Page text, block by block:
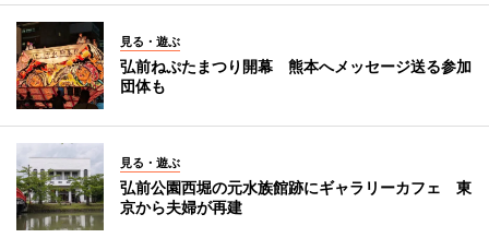
見る・遊ぶ
弘前ねぷたまつり開幕 熊本へメッセージ送る参加
団体も
見る・遊ぶ
弘前公園西堀の元水族館跡にギャラリーカフェ 東
京から夫婦が再建